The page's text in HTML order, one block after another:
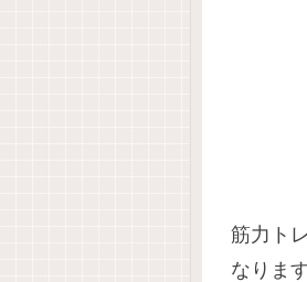
筋力ト
なりま